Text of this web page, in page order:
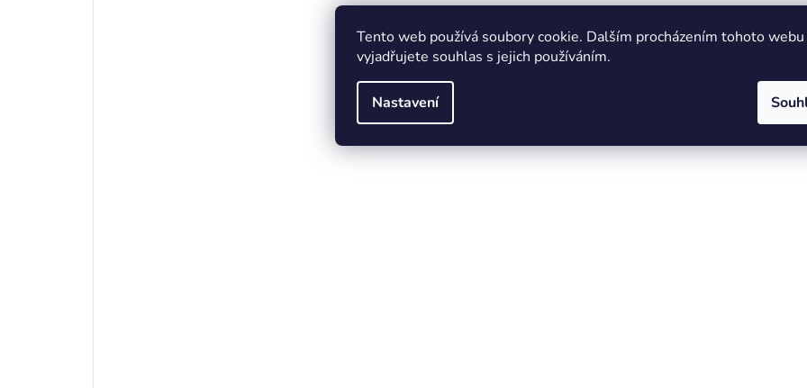
Tento web používá soubory cookie. Dalším procházením tohoto webu
vyjadřujete souhlas s jejich používáním.
Nastavení